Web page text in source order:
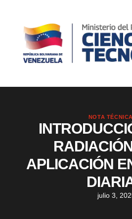
NOTA TÉCNICA
APLICACIÓN
julio 3,